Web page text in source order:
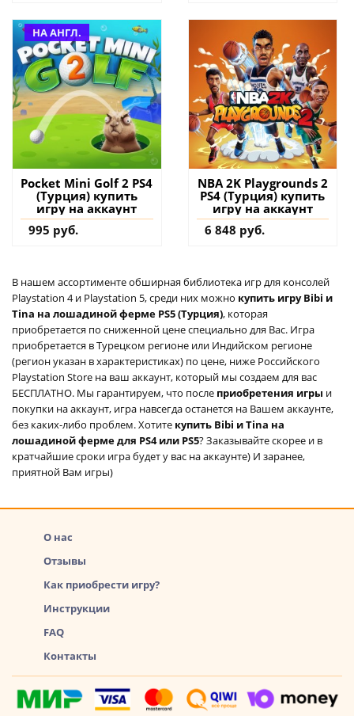
НА АНГЛ.
Pocket Mini Golf 2 PS4
(Турция) купить
игру на аккаунт
995 руб.
NBA 2K Playgrounds 2
PS4 (Турция) купить
игру на аккаунт
6 848 руб.
В нашем ассортименте обширная библиотека игр для консолей
Playstation 4 и Playstation 5, среди них можно купить игру Bibi и
Tina на лошадиной ферме PS5 (Турция), которая
приобретается по сниженной цене специально для Вас. Игра
приобретается в Турецком регионе или Индийском регионе
(регион указан в характеристиках) по цене, ниже Российского
Playstation Store на ваш аккаунт, который мы создаем для вас
БЕСПЛАТНО. Мы гарантируем, что после приобретения игры и
покупки на аккаунт, игра навсегда останется на Вашем аккаунте,
без каких-либо проблем. Хотите купить Bibi и Tina на
лошадиной ферме для PS4 или PS5? Заказывайте скорее и в
кратчайшие сроки игра будет у вас на аккаунте) И заранее,
приятной Вам игры)
О нас
Отзывы
Как приобрести игру?
Инструкции
FAQ
Контакты